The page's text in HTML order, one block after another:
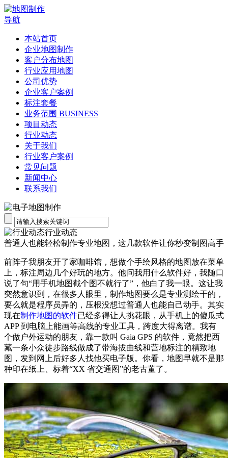
导航
本站首页
企业地图制作
客户分布地图
行业应用地图
公司优势
企业客户案例
标注套餐
业务范围 BUSINESS
项目动态
行业动态
关于我们
行业客户案例
常见问题
新闻中心
联系我们
行业动态
普通人也能轻松制作专业地图，这几款软件让你秒变制图高手
前阵子我朋友开了家咖啡馆，想做个手绘风格的地图放在菜单
上，标注周边几个好玩的地方。他问我用什么软件好，我随口
说了句“用手机地图截个图不就行了”，他白了我一眼。这让我
突然意识到，在很多人眼里，制作地图要么是专业测绘干的，
要么就是程序员弄的，压根没想过普通人也能自己动手。其实
现在制作地图的软件已经多得让人挑花眼，从手机上的傻瓜式
APP 到电脑上能画等高线的专业工具，跨度大得离谱。我有
个做户外运动的朋友，靠一款叫 Gaia GPS 的软件，竟然把西
藏一条小众徒步路线做成了带海拔曲线和营地标注的精致地
图，发到网上后好多人找他买电子版。你看，地图早就不是那
种印在纸上、标着“XX 省交通图”的老古董了。